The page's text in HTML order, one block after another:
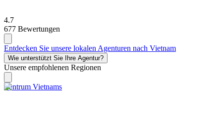
4.7
677 Bewertungen
Entdecken Sie unsere lokalen Agenturen nach Vietnam
Wie unterstützt Sie Ihre Agentur?
Unsere empfohlenen Regionen
Zentrum Vietnams